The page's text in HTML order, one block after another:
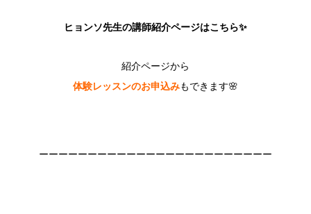
ヒョンソ先生の講師紹介ページはこちら✨
紹介ページから
体験レッスンのお申込みもできます🌸
ーーーーーーーーーーーーーーーーーーーーーーーー